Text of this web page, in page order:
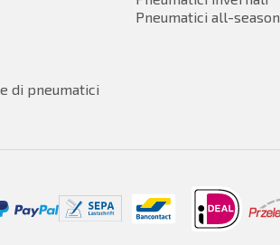
di pneumatici
Pneumatici all-season